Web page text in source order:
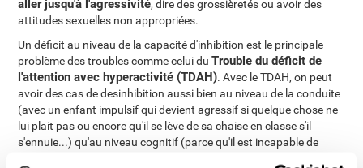
aller jusqu'à l'agressivité, dire des grossièretés ou avoir des
attitudes sexuelles non appropriées.
Un déficit au niveau de la capacité d'inhibition est le principale
problème des troubles comme celui duTrouble du déficit de
l'attention avec hyperactivité (TDAH). Avec le TDAH, on peut
avoir des cas de desinhibition aussi bien au niveau de la conduite
(avec un enfant impulsif qui devient agressif si quelque chose ne
lui plait pas ou encore qu'il se lève de sa chaise en classe s'il
s'ennuie...) qu'au niveau cognitif (parce qu'il est incapable de